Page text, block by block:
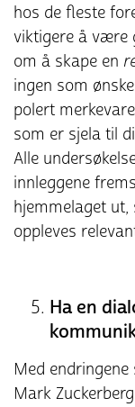
hos de fleste
viktigere å være
om å skape en
ingen som
polert
som er sjela til
Alle
innleggene
hjemmelaget ut,
oppleves
Ha en
Med
Mark